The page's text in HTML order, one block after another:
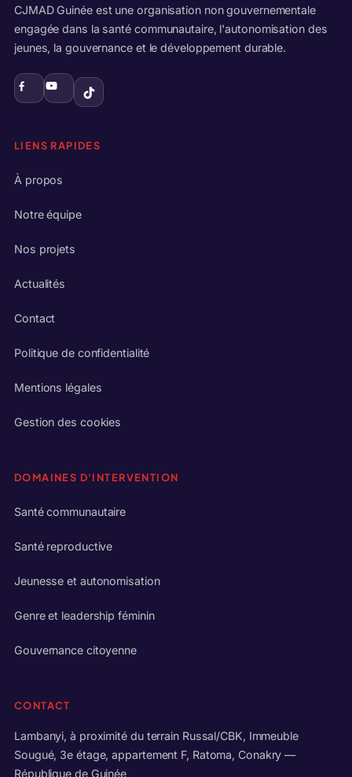
CJMAD Guinée est une organisation non gouvernementale
engagée dans la santé communautaire, l'autonomisation des
jeunes, la gouvernance et le développement durable.
LIENS RAPIDES
À propos
Notre équipe
Nos projets
Actualités
Contact
Politique de confidentialité
Mentions légales
Gestion des cookies
DOMAINES D'INTERVENTION
Santé communautaire
Santé reproductive
Jeunesse et autonomisation
Genre et leadership féminin
Gouvernance citoyenne
CONTACT
Lambanyi, à proximité du terrain Russal/CBK, Immeuble
Sougué, 3e étage, appartement F, Ratoma, Conakry —
République de Guinée